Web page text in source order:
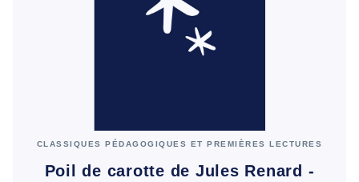
CLASSIQUES PÉDAGOGIQUES ET PREMIÈRES LECTURES
Poil de carotte de Jules Renard -